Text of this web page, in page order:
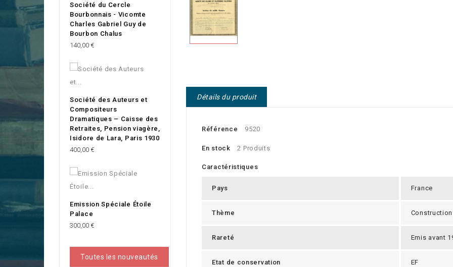
Société du Cercle
Bourbonnais - Vicomte
Charles Gabriel Guy de
Bourbon Chalus
Prix
140,00 €
Société des Auteurs et
Compositeurs
Dramatiques – Caisse des
Retraites, Pension viagère,
Isidore de Lara, Paris 1930
Prix
400,00 €
Emission Spéciale Étoile
Palace
Prix
300,00 €
Toutes les nouveautés
Détails du produit
Référence 9520
En stock 2 Produits
Caractéristiques
Pays France
Thème Construction
Rareté Emis avant
Etat de conservation EF